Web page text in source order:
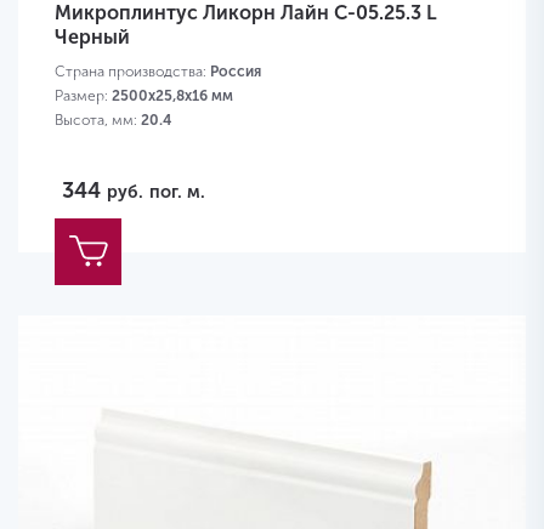
Микроплинтус Ликорн Лайн С-05.25.3 L
Черный
Страна производства: Россия
Размер: 2500x25,8x16 мм
Высота, мм: 20.4
344 руб. пог. м.